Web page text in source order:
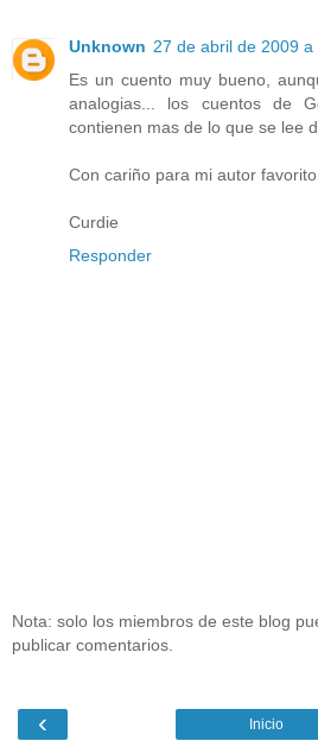
Unknown 27 de abril de 2009 a
Es un cuento muy bueno,
analogias... los cuentos de
contienen mas de lo que se lee
Con cariño para mi autor
Curdie
Responder
Nota: solo los miembros de este blog
publicar comentarios.
‹ Inicio